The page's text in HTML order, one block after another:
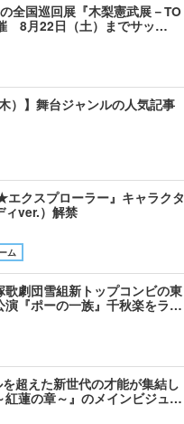
全国巡回展『木梨憲武展－TO
8月22日（土）までサッ…
）】舞台ジャンルの人気記事
クスプローラー』キャラクタ
ィver.）解禁
ム
劇団雪組新トップコンビの東
演『ポーの一族』千秋楽をラ…
超えた新世代の才能が集結し
紅蓮の章～』のメインビジュ…